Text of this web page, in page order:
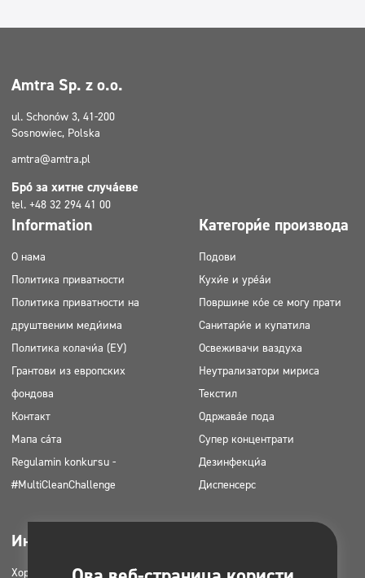
Amtra Sp. z o.o.
ul. Schonów 3, 41-200
Sosnowiec, Polska
amtra@amtra.pl
Број за хитне случајеве
tel. +48 32 294 41 00
Information
О нама
Политика приватности
Политика приватности на
друштвеним медијима
Политика колачића (ЕУ)
Грантови из европских
фондова
Контакт
Мапа сајта
Regulamin konkursu -
#MultiCleanChallenge
Категорије производа
Подови
Кухиње и уређаји
Површине које се могу прати
Санитарије и купатила
Освеживачи ваздуха
Неутрализатори мириса
Текстил
Одржавање пода
Супер концентрати
Дезинфекција
Диспенсерс
Индустриес
Хоретз Каталози производа